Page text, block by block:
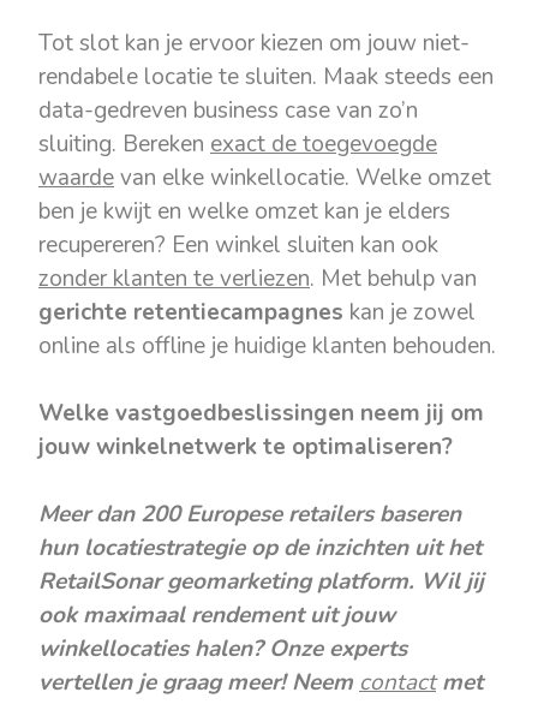
Tot slot kan je ervoor kiezen om jouw niet-
rendabele locatie te sluiten. Maak steeds een
data-gedreven business case van zo’n
sluiting. Bereken exact de toegevoegde
waardevan elke winkellocatie. Welke omzet
ben je kwijt en welke omzet kan je elders
recupereren? Een winkel sluiten kan ook
zonder klanten te verliezen. Met behulp van
gerichte retentiecampagnes kan je zowel
online als offline je huidige klanten behouden.
Welke vastgoedbeslissingen neem jij om
jouw winkelnetwerk te optimaliseren?
Meer dan 200 Europese retailers baseren
hun locatiestrategie op de inzichten uit het
RetailSonar geomarketing platform. Wil jij
ook maximaal rendement uit jouw
winkellocaties halen? Onze experts
vertellen je graag meer! Neem contact met